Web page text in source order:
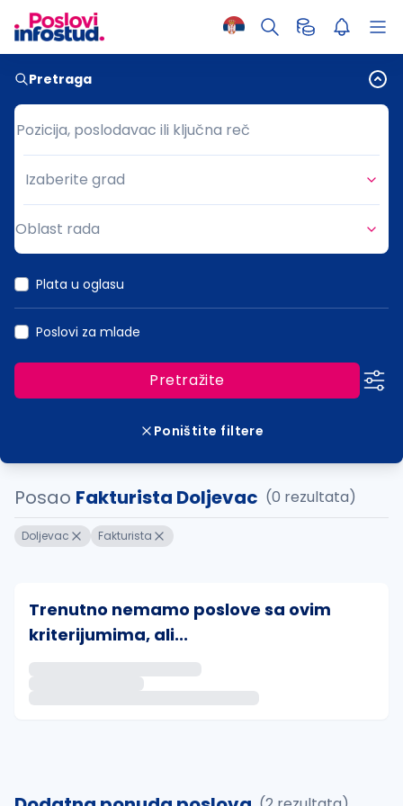
Pretraga
Pozicija, poslodavac ili ključna reč
Pozicija, poslodavac ili ključna reč
Grad
Izaberite grad
Oblast rada
Plata u oglasu
Poslovi za mlade
Pretražite
Poništite filtere
Posao Fakturista Doljevac (0 rezultata)
Doljevac Fakturista
Trenutno nemamo poslove sa ovim
kriterijumima, ali...